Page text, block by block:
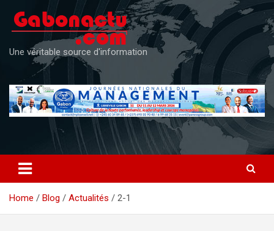
content
Une véritable source d'information
Home Blog Actualités 2-1